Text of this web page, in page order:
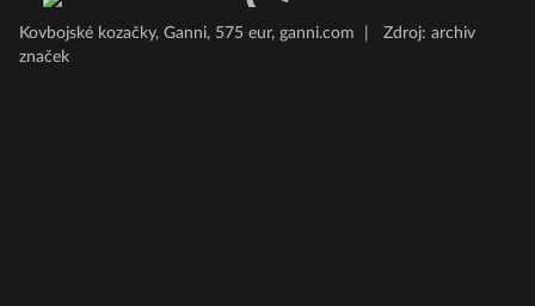
Kovbojské kozačky, Ganni, 575 eur, ganni.com
Zdroj: archiv
značek